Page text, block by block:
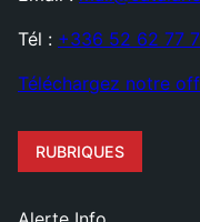
Tél : +336 52 62 77
Téléchargez notre
RUBRIQUES